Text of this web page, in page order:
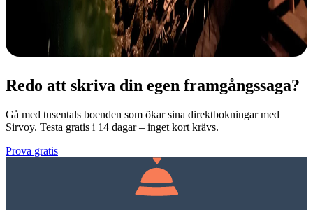
Redo att skriva din egen framgångssaga?
Gå med tusentals boenden som ökar sina direktbokningar med
Sirvoy. Testa gratis i 14 dagar – inget kort krävs.
Prova gratis